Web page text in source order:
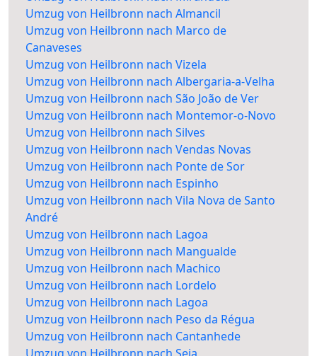
Umzug von Heilbronn nach Almancil
Umzug von Heilbronn nach Marco de
Canaveses
Umzug von Heilbronn nach Vizela
Umzug von Heilbronn nach Albergaria-a-Velha
Umzug von Heilbronn nach São João de Ver
Umzug von Heilbronn nach Montemor-o-Novo
Umzug von Heilbronn nach Silves
Umzug von Heilbronn nach Vendas Novas
Umzug von Heilbronn nach Ponte de Sor
Umzug von Heilbronn nach Espinho
Umzug von Heilbronn nach Vila Nova de Santo
André
Umzug von Heilbronn nach Lagoa
Umzug von Heilbronn nach Mangualde
Umzug von Heilbronn nach Machico
Umzug von Heilbronn nach Lordelo
Umzug von Heilbronn nach Lagoa
Umzug von Heilbronn nach Peso da Régua
Umzug von Heilbronn nach Cantanhede